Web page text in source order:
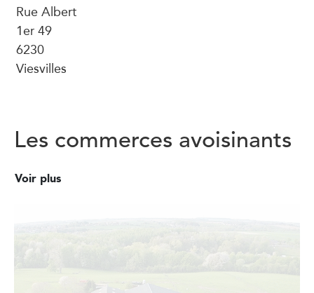
Rue Albert
1er 49
6230
Viesvilles
Les commerces avoisinants
Voir plus